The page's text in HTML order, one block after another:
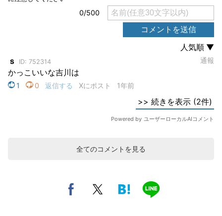
全てのコメントを見る